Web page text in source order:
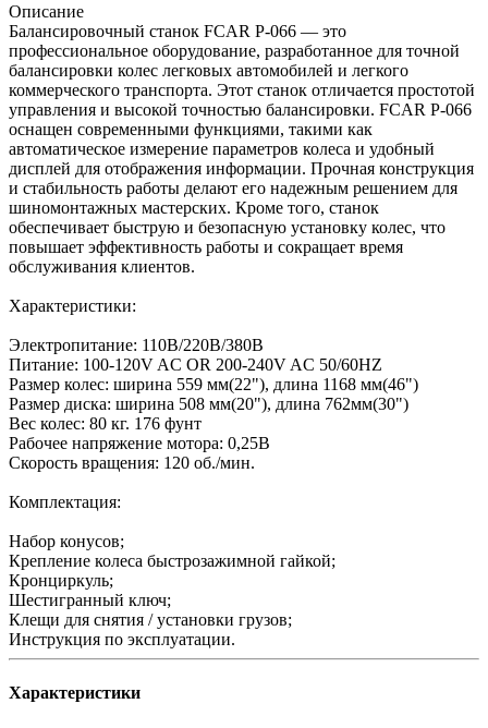
Описание
Балансировочный станок FCAR P-066 — это
профессиональное оборудование, разработанное для точной
балансировки колес легковых автомобилей и легкого
коммерческого транспорта. Этот станок отличается простотой
управления и высокой точностью балансировки. FCAR P-066
оснащен современными функциями, такими как
автоматическое измерение параметров колеса и удобный
дисплей для отображения информации. Прочная конструкция
и стабильность работы делают его надежным решением для
шиномонтажных мастерских. Кроме того, станок
обеспечивает быструю и безопасную установку колес, что
повышает эффективность работы и сокращает время
обслуживания клиентов.
Характеристики:
Электропитание: 110В/220В/380В
Питание: 100-120V AC OR 200-240V AC 50/60HZ
Размер колес: ширина 559 мм(22"), длина 1168 мм(46")
Размер диска: ширина 508 мм(20"), длина 762мм(30")
Вес колес: 80 кг. 176 фунт
Рабочее напряжение мотора: 0,25В
Скорость вращения: 120 об./мин.
Комплектация:
Набор конусов;
Крепление колеса быстрозажимной гайкой;
Кронциркуль;
Шестигранный ключ;
Клещи для снятия / установки грузов;
Инструкция по эксплуатации.
Характеристики